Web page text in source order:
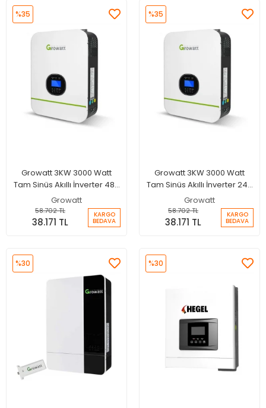
Growatt 3KW 3000 Watt
Tam Sinüs Akıllı İnverter 48V
50A MPPT Şarjlı İnverter
Growatt
%35
58.702 TL
38.171 TL
KARGO
BEDAVA
Growatt 3KW 3000 Watt
Tam Sinüs Akıllı İnverter 24V
50A MPPT Şarjlı İnverter
Growatt
%35
58.702 TL
38.171 TL
KARGO
BEDAVA
%30 %30